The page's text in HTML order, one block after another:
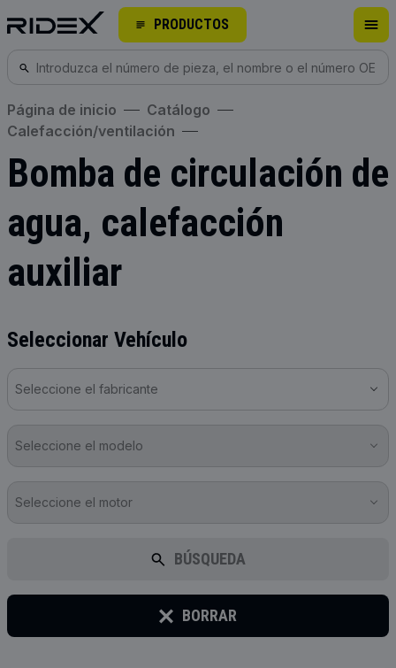
PRODUCTOS
Página de inicio
Catálogo
Calefacción/ventilación
Bomba de circulación de
agua, calefacción
auxiliar
Seleccionar Vehículo
Seleccione el fabricante
Seleccione el modelo
Seleccione el motor
BÚSQUEDA
BORRAR